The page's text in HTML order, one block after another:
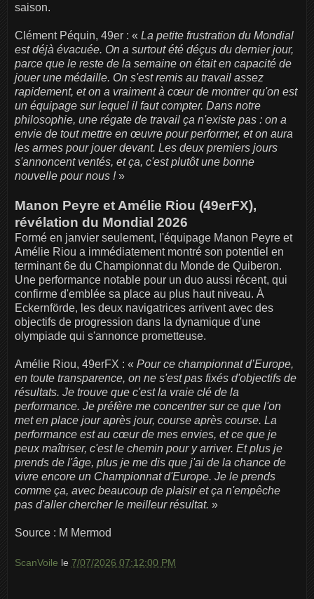
saison.
Clément Péquin, 49er : « La petite frustration du Mondial
est déjà évacuée. On a surtout été déçus du dernier jour,
parce que le reste de la semaine on était en capacité de
jouer une médaille. On s'est remis au travail assez
rapidement, et on a vraiment à cœur de montrer qu'on est
un équipage sur lequel il faut compter. Dans notre
philosophie, une régate de travail ça n'existe pas : on a
envie de tout mettre en œuvre pour performer, et on aura
les armes pour jouer devant. Les deux premiers jours
s'annoncent ventés, et ça, c'est plutôt une bonne
nouvelle pour nous !»
Manon Peyre et Amélie Riou (49erFX),
révélation du Mondial 2026
Formé en janvier seulement, l'équipage Manon Peyre et
Amélie Riou a immédiatement montré son potentiel en
terminant 6e du Championnat du Monde de Quiberon.
Une performance notable pour un duo aussi récent, qui
confirme d'emblée sa place au plus haut niveau. À
Eckernförde, les deux navigatrices arrivent avec des
objectifs de progression dans la dynamique d'une
olympiade qui s'annonce prometteuse.
Amélie Riou, 49erFX : « Pour ce championnat d’Europe,
en toute transparence, on ne s'est pas fixés d'objectifs de
résultats. Je trouve que c'est la vraie clé de la
performance. Je préfère me concentrer sur ce que l'on
met en place jour après jour, course après course. La
performance est au cœur de mes envies, et ce que je
peux maîtriser, c'est le chemin pour y arriver. Et plus je
prends de l'âge, plus je me dis que j'ai de la chance de
vivre encore un Championnat d'Europe. Je le prends
comme ça, avec beaucoup de plaisir et ça n'empêche
pas d'aller chercher le meilleur résultat. »
Source : M Mermod
ScanVoile le 7/07/2026 07:12:00 PM